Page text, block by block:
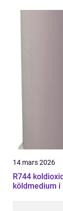
14 mars 2026
R744 koldioxid som
köldmedium i